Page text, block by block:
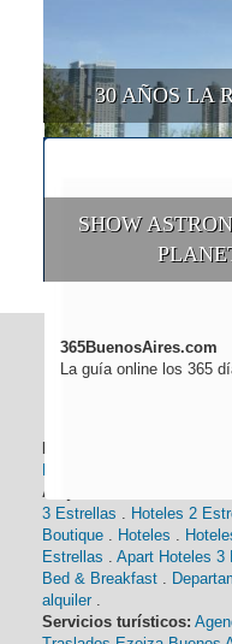
30 AÑOS LA
SHOW
365BuenosAires.com
La guía online los 365
Alojamiento:
3 Estrellas . Hoteles 2
Boutique . Hoteles .
Estrellas . Apart Hoteles 3
Bed & Breakfast .
alquiler .
Servicios turísticos: